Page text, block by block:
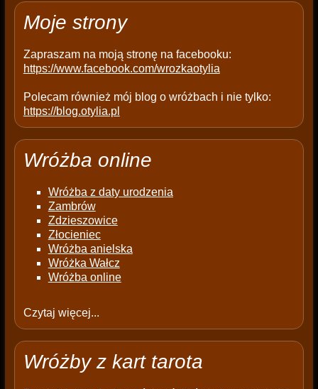
y
Moje strony
Zapraszam na moją stronę na facebooku:
https://www.facebook.com/wrozkaotylia
Polecam również mój blog o wróżbach i nie tylko:
https://blog.otylia.pl
Wróżba online
Wróżba z daty urodzenia
Zambrów
Zdzieszowice
Złocieniec
Wróżba anielska
Wróżka Wałcz
Wróżba online
Czytaj więcej...
Wróżby z kart tarota